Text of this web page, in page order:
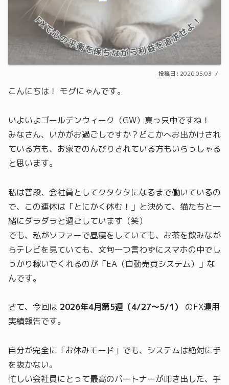
2026.05.03
こんにちは！ モグにゃんです。
いよいよゴールデンウィーク（GW）真っ只中ですね！
みなさん、いかがお過ごしですか？どこかへお出かけされ
ている方も、お家でのんびりされている方もいらっしゃる
と思います。
私は普段、会社員としてクタクタになるまで働いているの
で、この連休は「とにかく休む！」と決めて、猫たちと一
緒にダラダラと過ごしています（笑）
でも、私がソファーで昼寝をしていても、お茶を飲みなが
らテレビを見ていても、文句一つ言わずにスマホの中でし
っかり稼いでくれるのが「EA（自動売買システム）」な
んです。
さて、今回は 2026年4月第5週（4/27～5/1）
のFX運用
実績報告です。
自分が完全に「お休みモード」でも、システムは絶対に手
を抜かない。
忙しい会社員にとって最高のパートナーが叩き出した、手